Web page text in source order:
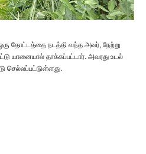
ஒரு தோட்டத்தை நடத்தி வந்த அவர், நேற்று
யானையால் தாக்கப்பட்டார். அவரது உடல்
செல்லப்பட்டுள்ளது.